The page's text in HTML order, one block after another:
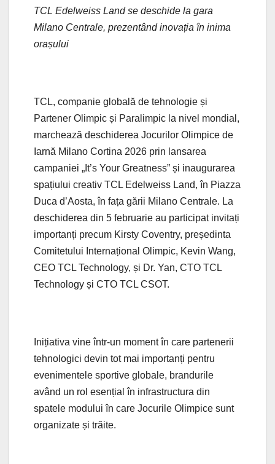
TCL Edelweiss Land se deschide la gara
Milano Centrale, prezentând inovația în inima
orașului
TCL, companie globală de tehnologie și
Partener Olimpic și Paralimpic la nivel mondial,
marchează deschiderea Jocurilor Olimpice de
Iarnă Milano Cortina 2026 prin lansarea
campaniei „It’s Your Greatness” și inaugurarea
spațiului creativ TCL Edelweiss Land, în Piazza
Duca d’Aosta, în fața gării Milano Centrale. La
deschiderea din 5 februarie au participat invitați
importanți precum Kirsty Coventry, președinta
Comitetului Internațional Olimpic, Kevin Wang,
CEO TCL Technology, și Dr. Yan, CTO TCL
Technology și CTO TCL CSOT.
Inițiativa vine într-un moment în care partenerii
tehnologici devin tot mai importanți pentru
evenimentele sportive globale, brandurile
având un rol esențial în infrastructura din
spatele modului în care Jocurile Olimpice sunt
organizate și trăite.